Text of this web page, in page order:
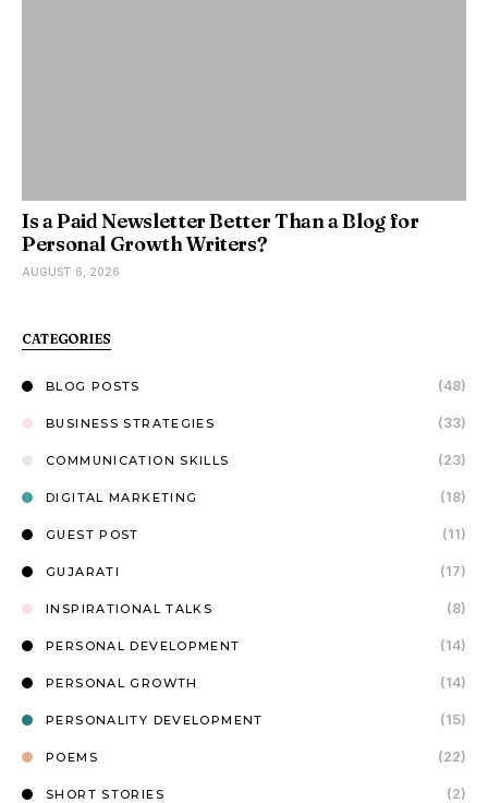
Is a Paid Newsletter Better Than a Blog for
Personal Growth Writers?
AUGUST 6, 2026
CATEGORIES
BLOG POSTS (48)
BUSINESS STRATEGIES (33)
COMMUNICATION SKILLS (23)
DIGITAL MARKETING (18)
GUEST POST (11)
GUJARATI (17)
INSPIRATIONAL TALKS (8)
PERSONAL DEVELOPMENT (14)
PERSONAL GROWTH (14)
PERSONALITY DEVELOPMENT (15)
POEMS (22)
SHORT STORIES (2)